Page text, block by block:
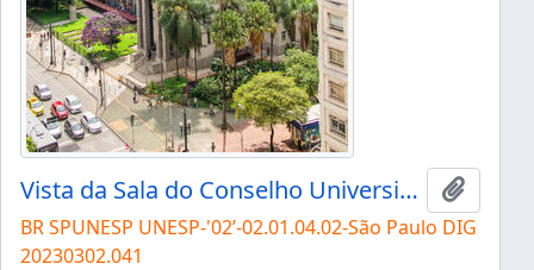
Vista da Sala do Conselho Universitário
BR SPUNESP UNESP-'02’-02.01.04.02-São Paulo DIG
20230302.041